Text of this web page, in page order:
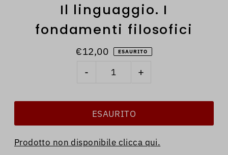
Il linguaggio. I
fondamenti filosofici
€12,00 ESAURITO
- +
Prodotto non disponibile clicca qui.